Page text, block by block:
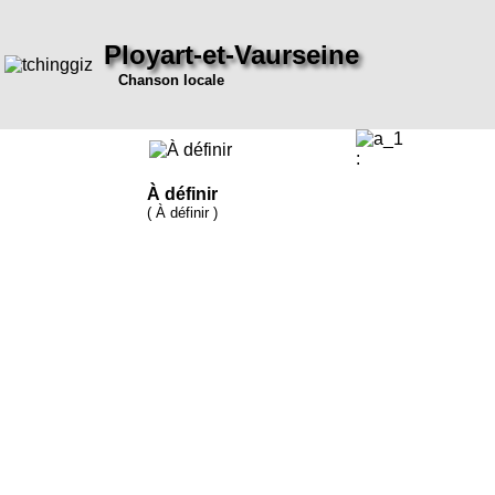
Ployart-et-Vaurseine
Chanson locale
À définir
( À définir )
: